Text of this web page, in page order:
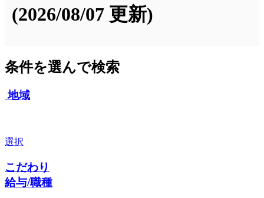
(2026/08/07 更新)
条件を選んで検索
地域
選択
こだわり
給与/職種